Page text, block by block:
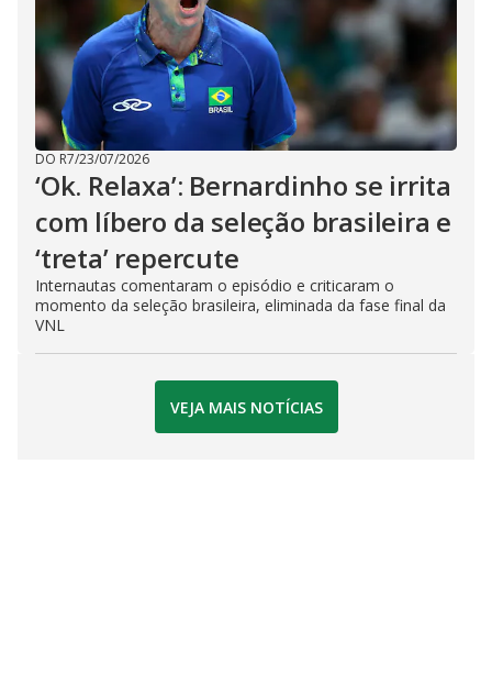
DO R7/23/07/2026
‘Ok. Relaxa’: Bernardinho se irrita
com líbero da seleção brasileira e
‘treta’ repercute
Internautas comentaram o episódio e criticaram o
momento da seleção brasileira, eliminada da fase final da
VNL
VEJA MAIS NOTÍCIAS